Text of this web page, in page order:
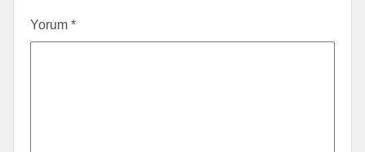
Yorum *